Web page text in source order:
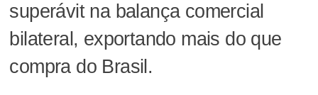
superávit na balança comercial
bilateral, exportando mais do que
compra do Brasil.